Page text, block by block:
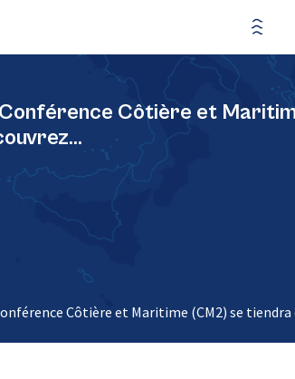
Côtière et
Côtière et Maritime (CM2) se tiendra